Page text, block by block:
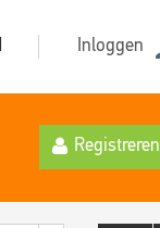
Inloggen
Registreren